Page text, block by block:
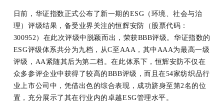
日前，华证指数正式公布了新一期的ESG（环境、社会与治
理）评级结果，备受业界关注的恒辉安防（股票代码：
300952）在此次评级中脱颖而出，荣获BBB评级。华证指数的
ESG评级体系共分为九档，从C至AAA，其中AAA为最高一级
评级，AA紧随其后为第二档。在此体系下，恒辉安防不仅在
众多参评企业中获得了较高的BBB评级，而且在54家纺织品行
业上市公司中，凭借出色的综合表现，成功跻身至第2名的位
置，充分展示了其在行业内的卓越ESG管理水平。